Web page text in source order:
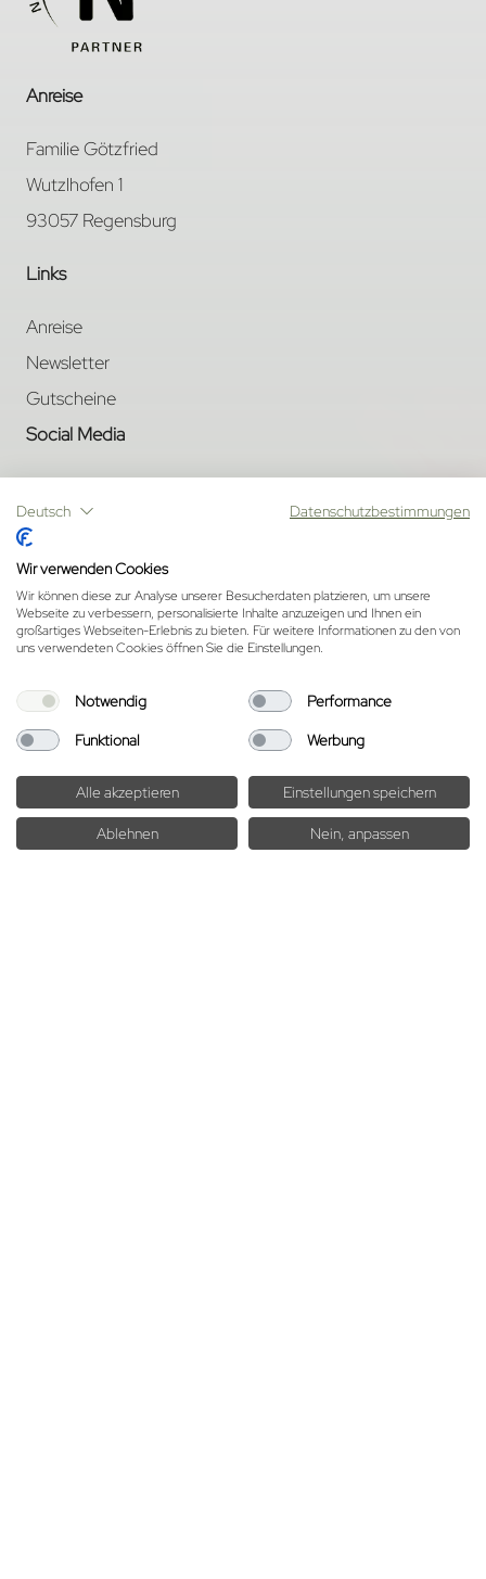
ANFRAGEN BUCHEN
Anreise
Familie Götzfried
Wutzlhofen 1
93057 Regensburg
Links
Anreise
Newsletter
Gutscheine
Social Media
Facebook Youtube
#GÖTZFRIED
Sitemap|Datenschutz|Impressum|AGB
©NEW MEDIA
Deutsch Datenschutzbestimmungen
Wir verwenden Cookies
Wir können diese zur Analyse unserer Besucherdaten platzieren, um unsere
Webseite zu verbessern, personalisierte Inhalte anzuzeigen und Ihnen ein
großartiges Webseiten-Erlebnis zu bieten. Für weitere Informationen zu den von
uns verwendeten Cookies öffnen Sie die Einstellungen.
Notwendig
Performance
Funktional
Werbung
Alle akzeptieren Einstellungen speichern
Ablehnen Nein, anpassen